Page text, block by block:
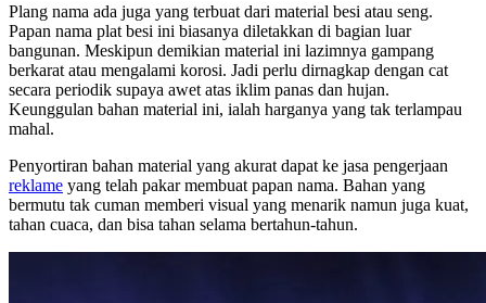
Plang nama ada juga yang terbuat dari material besi atau seng.
Papan nama plat besi ini biasanya diletakkan di bagian luar
bangunan. Meskipun demikian material ini lazimnya gampang
berkarat atau mengalami korosi. Jadi perlu dirnagkap dengan cat
secara periodik supaya awet atas iklim panas dan hujan.
Keunggulan bahan material ini, ialah harganya yang tak terlampau
mahal.
Penyortiran bahan material yang akurat dapat ke jasa pengerjaan
reklame yang telah pakar membuat papan nama. Bahan yang
bermutu tak cuman memberi visual yang menarik namun juga kuat,
tahan cuaca, dan bisa tahan selama bertahun-tahun.